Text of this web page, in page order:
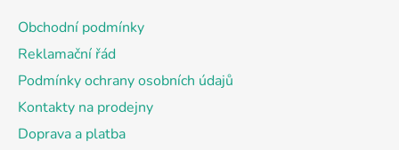
Obchodní podmínky
Reklamační řád
Podmínky ochrany osobních údajů
Kontakty na prodejny
Doprava a platba